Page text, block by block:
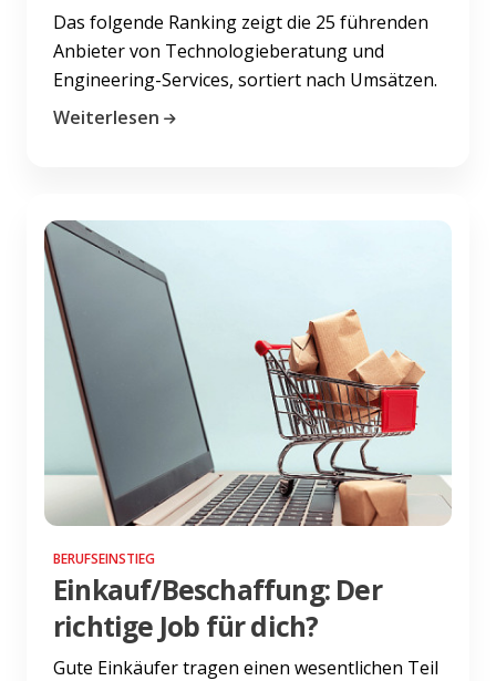
Das folgende Ranking zeigt die 25 führenden
Anbieter von Technologieberatung und
Engineering-Services, sortiert nach Umsätzen.
Weiterlesen
BERUFSEINSTIEG
Einkauf/Beschaffung: Der
richtige Job für dich?
Gute Einkäufer tragen einen wesentlichen Teil